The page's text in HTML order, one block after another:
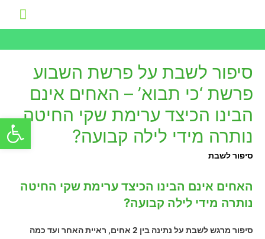
פתח
סיפור לשבת על פרשת השבוע
פרשת ‘כי תבוא’ – האחים אינם
הבינו הכיצד ערימת שקי החיטה
נותרה מידי לילה קבועה?
סיפור לשבת
האחים אינם הבינו הכיצד ערימת שקי החיטה
נותרה מידי לילה קבועה?
סיפור מרגש לשבת על נתינה בין 2 אחים, ראיית האחר ועד כמה